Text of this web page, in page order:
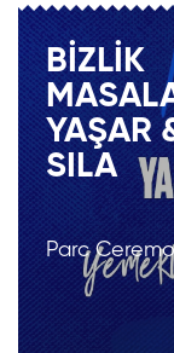
BIZLIK
YAŞAR
SILA
Parc